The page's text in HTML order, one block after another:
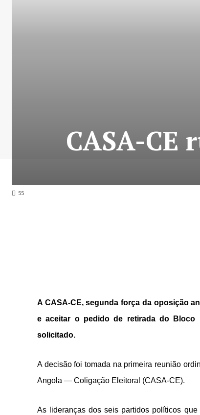
55
CASA-CE
A CASA-CE, segunda força da oposição
e aceitar o pedido de retirada do Bloco
solicitado.
A decisão foi tomada na primeira reunião
Angola — Coligação Eleitoral (CASA-CE).
As lideranças dos seis partidos políticos